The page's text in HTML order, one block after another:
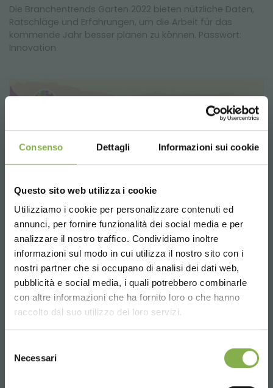
Consenso Dettagli Informazioni sui cookie
Questo sito web utilizza i cookie
Utilizziamo i cookie per personalizzare contenuti ed
annunci, per fornire funzionalità dei social media e per
analizzare il nostro traffico. Condividiamo inoltre
informazioni sul modo in cui utilizza il nostro sito con i
nostri partner che si occupano di analisi dei dati web,
pubblicità e social media, i quali potrebbero combinarle
con altre informazioni che ha fornito loro o che hanno
raccolto dal suo utilizzo dei loro servizi.
delNecessari
Die Branchentrends Garten 2022 bieten nützliche Daten,
Ratschläge und Erfahrungen, um die Arbeit für das
kommende Jahr besser planen zu können. Passwort:
Innovation.
2024 Gartentrends-Bericht: Bald verfügbar
Bestellen Sie noch heute Ihre Ausgabe des 2024er
Gartentrends-Berichts und erfahren Sie mehr über sieben
bevorstehende Trends, die positioniert sind, um das
Verbraucherverhalten im kommenden Jahr zu
beeinflussen.
Choose the country you are in and your
language for a better browsing experience
TAUCHE EIN IN UNSERE
WELT!
Ein kleines Geschenk für dich...
5 % Rabattauf deine erste Bestellung *
2 % Rabatt immerauf tutti deine
zukünftigen Einkäufe *
ab einem Bestellwert
von 15.000 €